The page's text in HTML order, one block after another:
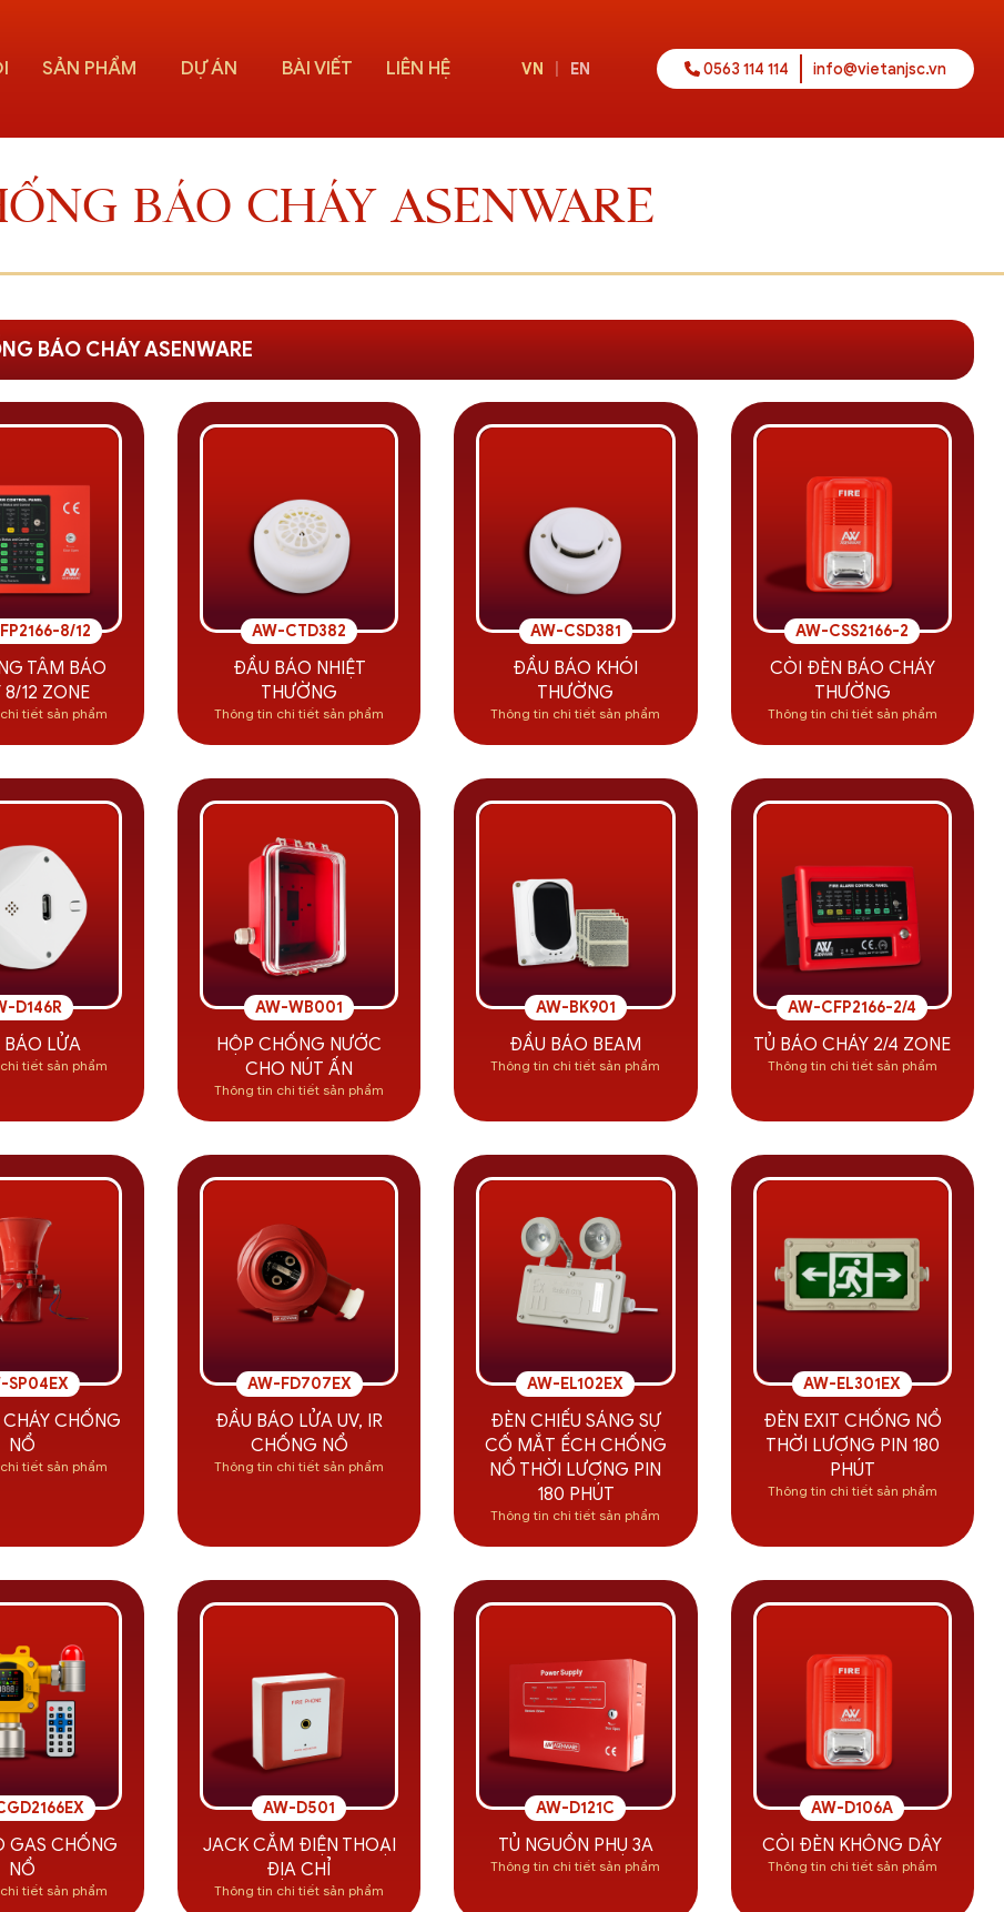
SẢN PHẨM DỰ ÁN BÀI VIẾT LIÊN HỆ VN EN 0563 114 114 info@vietanjsc.vn
BÁO CHÁY ASENWARE
BÁO CHÁY ASENWARE
8/12
TÂM BÁO
8/12 ZONE
tiết sản phẩm
AW-CTD382
ĐẦU BÁO NHIỆT
THƯỜNG
Thông tin chi tiết sản phẩm
AW-CSD381
ĐẦU BÁO KHÓI
THƯỜNG
Thông tin chi tiết sản phẩm
AW-CSS2166-2
CÒI ĐÈN BÁO CHÁY
THƯỜNG
Thông tin chi tiết sản phẩm
D146R
LỬA
tiết sản phẩm
AW-WB001
HỘP CHỐNG NƯỚC
CHO NÚT ẤN
Thông tin chi tiết sản phẩm
AW-BK901
ĐẦU BÁO BEAM
Thông tin chi tiết sản phẩm
AW-CFP2166-2/4
TỦ BÁO CHÁY 2/4 ZONE
Thông tin chi tiết sản phẩm
SP04EX
CHỐNG
NỔ
tiết sản phẩm
AW-FD707EX
ĐẦU BÁO LỬA UV, IR
CHỐNG NỔ
Thông tin chi tiết sản phẩm
AW-EL102EX
ĐÈN CHIẾU SÁNG SỰ
CỐ MẮT ẾCH CHỐNG
NỔ THỜI LƯỢNG PIN
180 PHÚT
Thông tin chi tiết sản phẩm
AW-EL301EX
ĐÈN EXIT CHỐNG NỔ
THỜI LƯỢNG PIN 180
PHÚT
Thông tin chi tiết sản phẩm
GAS CHỐNG
NỔ
tiết sản phẩm
AW-D501
JACK CẮM ĐIỆN THOẠI
ĐỊA CHỈ
Thông tin chi tiết sản phẩm
AW-D121C
TỦ NGUỒN PHỤ 3A
Thông tin chi tiết sản phẩm
AW-D106A
CÒI ĐÈN KHÔNG DÂY
Thông tin chi tiết sản phẩm